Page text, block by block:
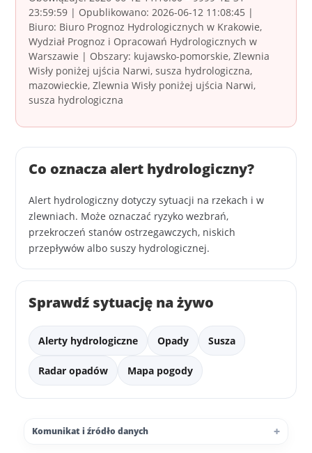
23:59:59 | Opublikowano: 2026-06-12 11:08:45 |
Biuro: Biuro Prognoz Hydrologicznych w Krakowie,
Wydział Prognoz i Opracowań Hydrologicznych w
Warszawie | Obszary: kujawsko-pomorskie, Zlewnia
Wisły poniżej ujścia Narwi, susza hydrologiczna,
mazowieckie, Zlewnia Wisły poniżej ujścia Narwi,
susza hydrologiczna
Co oznacza alert hydrologiczny?
Alert hydrologiczny dotyczy sytuacji na rzekach i w
zlewniach. Może oznaczać ryzyko wezbrań,
przekroczeń stanów ostrzegawczych, niskich
przepływów albo suszy hydrologicznej.
Sprawdź sytuację na żywo
Alerty hydrologiczne Opady Susza
Radar opadów Mapa pogody
Komunikat i źródło danych